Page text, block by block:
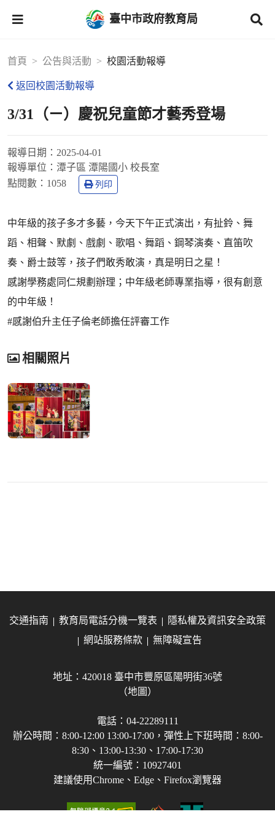
臺中市政府教育局
首頁 公告與活動 校園活動報導
返回校園活動報導
3/31（ㄧ）慶祝兒童節才藝秀登場
報導日期： 2025-04-01
報導單位： 潭子區 潭陽國小 校長室
點閱數： 1058 列印
中年級的孩子多才多藝，今天下午正式演出，有扯鈴、舞
蹈、相聲、默劇、戲劇、歌唱、舞蹈、鋼琴演奏、直笛吹
奏、爵士鼓等，孩子們敢秀敢演，真是明日之星！
感謝學務處同仁規劃辦理；中年級老師專業指導，很有創意
的中年級！
#感謝伯升主任子倫老師擔任評審工作
相關照片
交通指南 教育局電話分機一覽表
隱私權及資訊安全政策
網站服務條款
無障礙宣告
地址：420018 臺中市豐原區陽明街36號
（地圖）
電話：04-22289111
辦公時間：8:00-12:00 13:00-17:00，彈性上下班時間：8:00-
8:30、13:00-13:30、17:00-17:30
統一編號：10927401
建議使用Chrome、Edge、Firefox瀏覽器